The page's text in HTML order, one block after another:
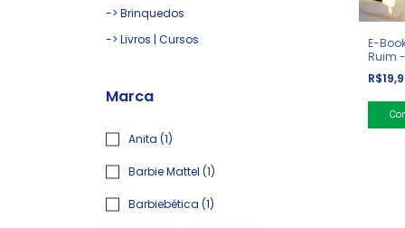
-> Brinquedos
-> Livros | Cursos
Marca
Anita (1)
Barbie Mattel (1)
Barbiebética (1)
E-
Ruim
que